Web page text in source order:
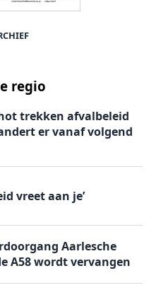
regio
trekken afvalbeleid
er vanaf volgend
vreet aan je’
Aarlesche
A58 wordt vervangen